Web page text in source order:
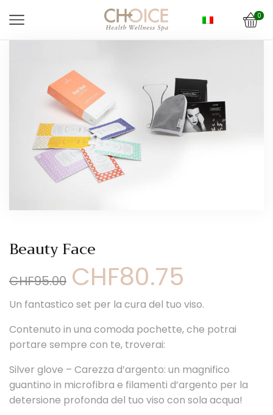
0
Beauty Face
CHF95.00 prezzo
era:
CHF80.75
è:
Un fantastico set per la cura del tuo viso.
Contenuto in una comoda pochette, che potrai
portare sempre con te, troverai:
Silver glove – Carezza d’argento: un magnifico
guantino in microfibra e filamenti d’argento per la
detersione profonda del tuo viso con sola acqua!